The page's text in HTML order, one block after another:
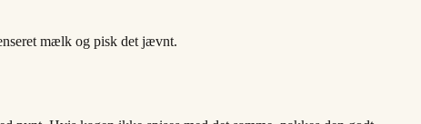
mælk og pisk det jævnt.